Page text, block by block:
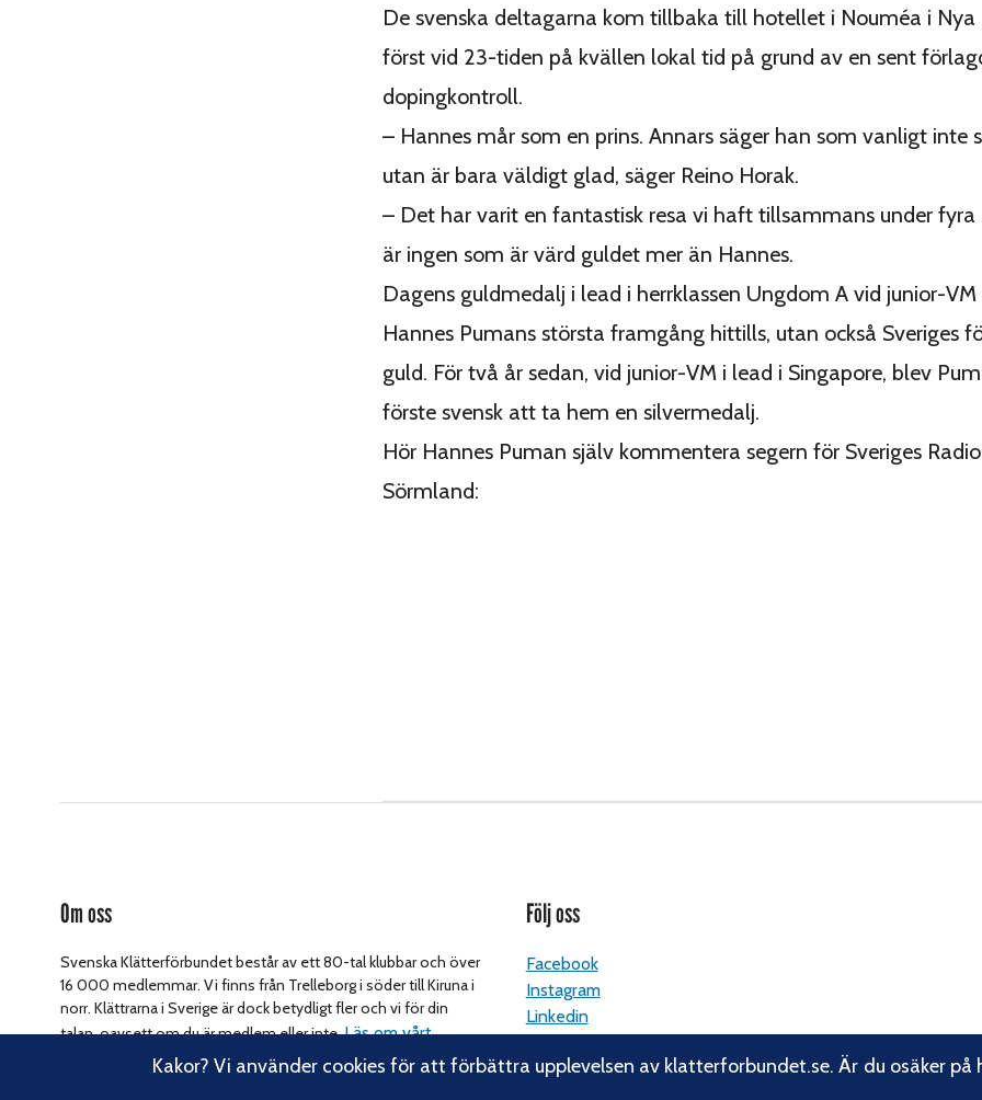
De svenska deltagarna kom tillbaka till hotellet i Nouméa i Nya
först vid 23-tiden på kvällen lokal tid på grund av en sent
dopingkontroll.
– Hannes mår som en prins. Annars säger han som vanligt inte
utan är bara väldigt glad, säger Reino Horak.
– Det har varit en fantastisk resa vi haft tillsammans under fyra
är ingen som är värd guldet mer än Hannes.
Dagens guldmedalj i lead i herrklassen Ungdom A vid junior-
Hannes Pumans största framgång hittills, utan också Sveriges
guld. För två år sedan, vid junior-VM i lead i Singapore, blev
förste svensk att ta hem en silvermedalj.
Hör Hannes Puman själv kommentera segern för Sveriges
Sörmland:
Om oss
Svenska Klätterförbundet består av ett 80-tal klubbar och över
16 000 medlemmar. Vi finns från Trelleborg i söder till Kiruna i
norr. Klättrarna i Sverige är dock betydligt fler och vi för din
talan, oavsett om du är medlem eller inte.Läs om vårt
hållbarhetsarbete.
Följ oss
Facebook
Instagram
Linkedin
Kakor? Vi använder cookies för att förbättra upplevelsen av klatterforbundet.se. Är du osäker på